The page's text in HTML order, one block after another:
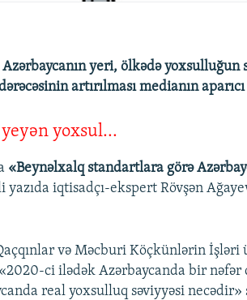
yeri, ölkədə yoxsulluğun
artırılması medianın
yoxsul...
«Beynəlxalq standartlara görə
yazıda iqtisadçı-ekspert Rövşən
və Məcburi Köçkünlərin İşləri
ci ilədək Azərbaycanda bir nəfər
real yoxsulluq səviyyəsi necədir»